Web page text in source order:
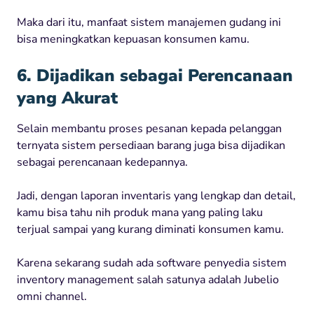
Maka dari itu, manfaat sistem manajemen gudang ini
bisa meningkatkan kepuasan konsumen kamu.
6. Dijadikan sebagai Perencanaan
yang Akurat
Selain membantu proses pesanan kepada pelanggan
ternyata sistem persediaan barang juga bisa dijadikan
sebagai perencanaan kedepannya.
Jadi, dengan laporan inventaris yang lengkap dan detail,
kamu bisa tahu nih produk mana yang paling laku
terjual sampai yang kurang diminati konsumen kamu.
Karena sekarang sudah ada software penyedia sistem
inventory management salah satunya adalah Jubelio
omni channel.